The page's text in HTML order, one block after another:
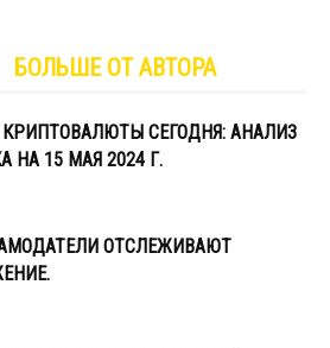
БОЛЬШЕ ОТ АВТОРА
КРИПТОВАЛЮТЫ СЕГОДНЯ: АНАЛИЗ
НА 15 МАЯ 2024 Г.
ОТСЛЕЖИВАЮТ